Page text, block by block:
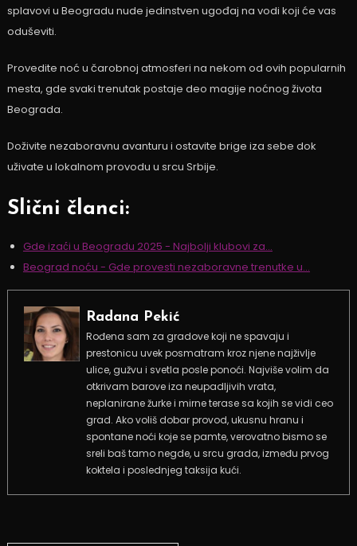
splavovi u Beogradu nude jedinstven ugođaj na vodi koji će vas
oduševiti.
Provedite noć u čarobnoj atmosferi na nekom od ovih popularnih
mesta, gde svaki trenutak postaje deo magije noćnog života
Beograda.
Doživite nezaboravnu avanturu i ostavite brige iza sebe dok
uživate u lokalnom provodu u srcu Srbije.
Slični članci:
Gde izać́i u Beogradu 2025 - Najbolji klubovi za…
Beograd noću - Gde provesti nezaboravne trenutke u…
Radana Pekić
Rođena sam za gradove koji ne spavaju i
prestonicu uvek posmatram kroz njene najživlje
ulice, gužvu i svetla posle ponoći. Najviše volim da
otkrivam barove iza neupadljivih vrata,
neplanirane žurke i mirne terase sa kojih se vidi ceo
grad. Ako voliš dobar provod, ukusnu hranu i
spontane noći koje se pamte, verovatno bismo se
sreli baš tamo negde, u srcu grada, između prvog
koktela i poslednjeg taksija kući.